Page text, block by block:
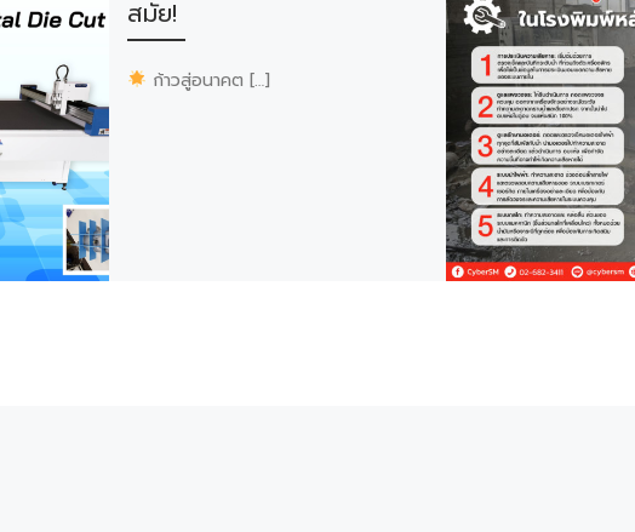
สมัย!
ก้าวสู่อนาคต […]